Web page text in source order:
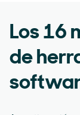
Los 16
de